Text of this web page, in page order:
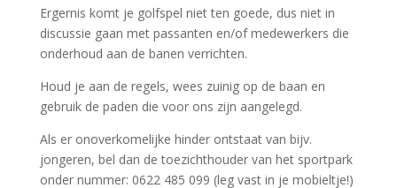
Ergernis komt je golfspel niet ten goede, dus niet in
discussie gaan met passanten en/of medewerkers die
onderhoud aan de banen verrichten.
Houd je aan de regels, wees zuinig op de baan en
gebruik de paden die voor ons zijn aangelegd.
Als er onoverkomelijke hinder ontstaat van bijv.
jongeren, bel dan de toezichthouder van het sportpark
onder nummer: 0622 485 099 (leg vast in je mobieltje!)